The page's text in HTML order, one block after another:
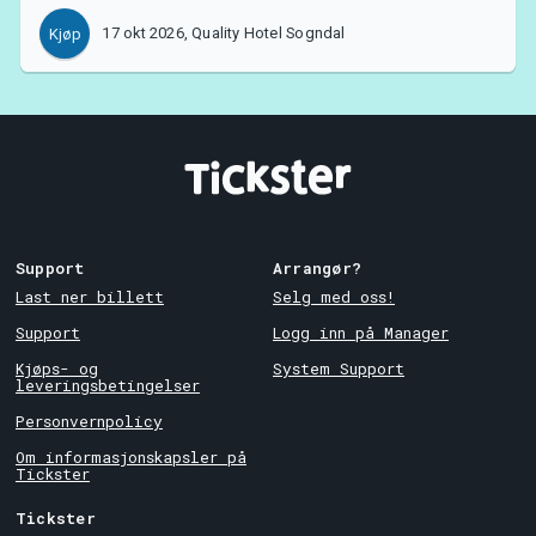
Kjøp 17 okt 2026, Quality Hotel Sogndal
Support
Last ner billett
Support
Kjøps- og
leveringsbetingelser
Personvernpolicy
Om informasjonskapsler på
Tickster
Arrangør?
Selg med oss!
Logg inn på Manager
System Support
Tickster